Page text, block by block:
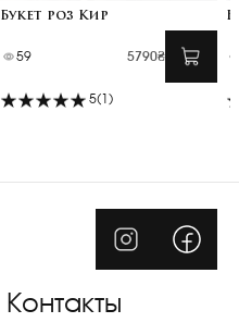
Букет роз Кир
59 5790₴
5(1)
Контакты